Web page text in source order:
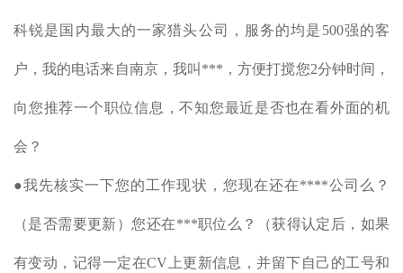
科锐是国内最大的一家猎头公司，服务的均是500强的客
户，我的电话来自南京，我叫***，方便打搅您2分钟时间，
向您推荐一个职位信息，不知您最近是否也在看外面的机
会？
●我先核实一下您的工作现状，您现在还在****公司么？
（是否需要更新）您还在***职位么？（获得认定后，如果
有变动，记得一定在CV上更新信息，并留下自己的工号和